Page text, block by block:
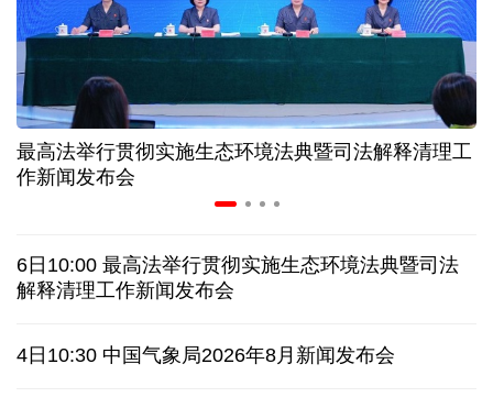
暑期档电影票房持续走高 “电影+”业态激发消费活力
年中经济观察丨以河溪流域为脉 打造乡村振兴示范
片区
美媒:多场景低成本应用 中国让AI变得更具实用价值
蓝厅观察丨被中方反制的7家美国实体有何来头？
视频丨日本民众集会 反对高市政府扩军谋“核”
最高法举行贯彻实施生态环境法典暨司法解释清理工
作新闻发布会
6日10:00 最高法举行贯彻实施生态环境法典暨司法
解释清理工作新闻发布会
4日10:30 中国气象局2026年8月新闻发布会